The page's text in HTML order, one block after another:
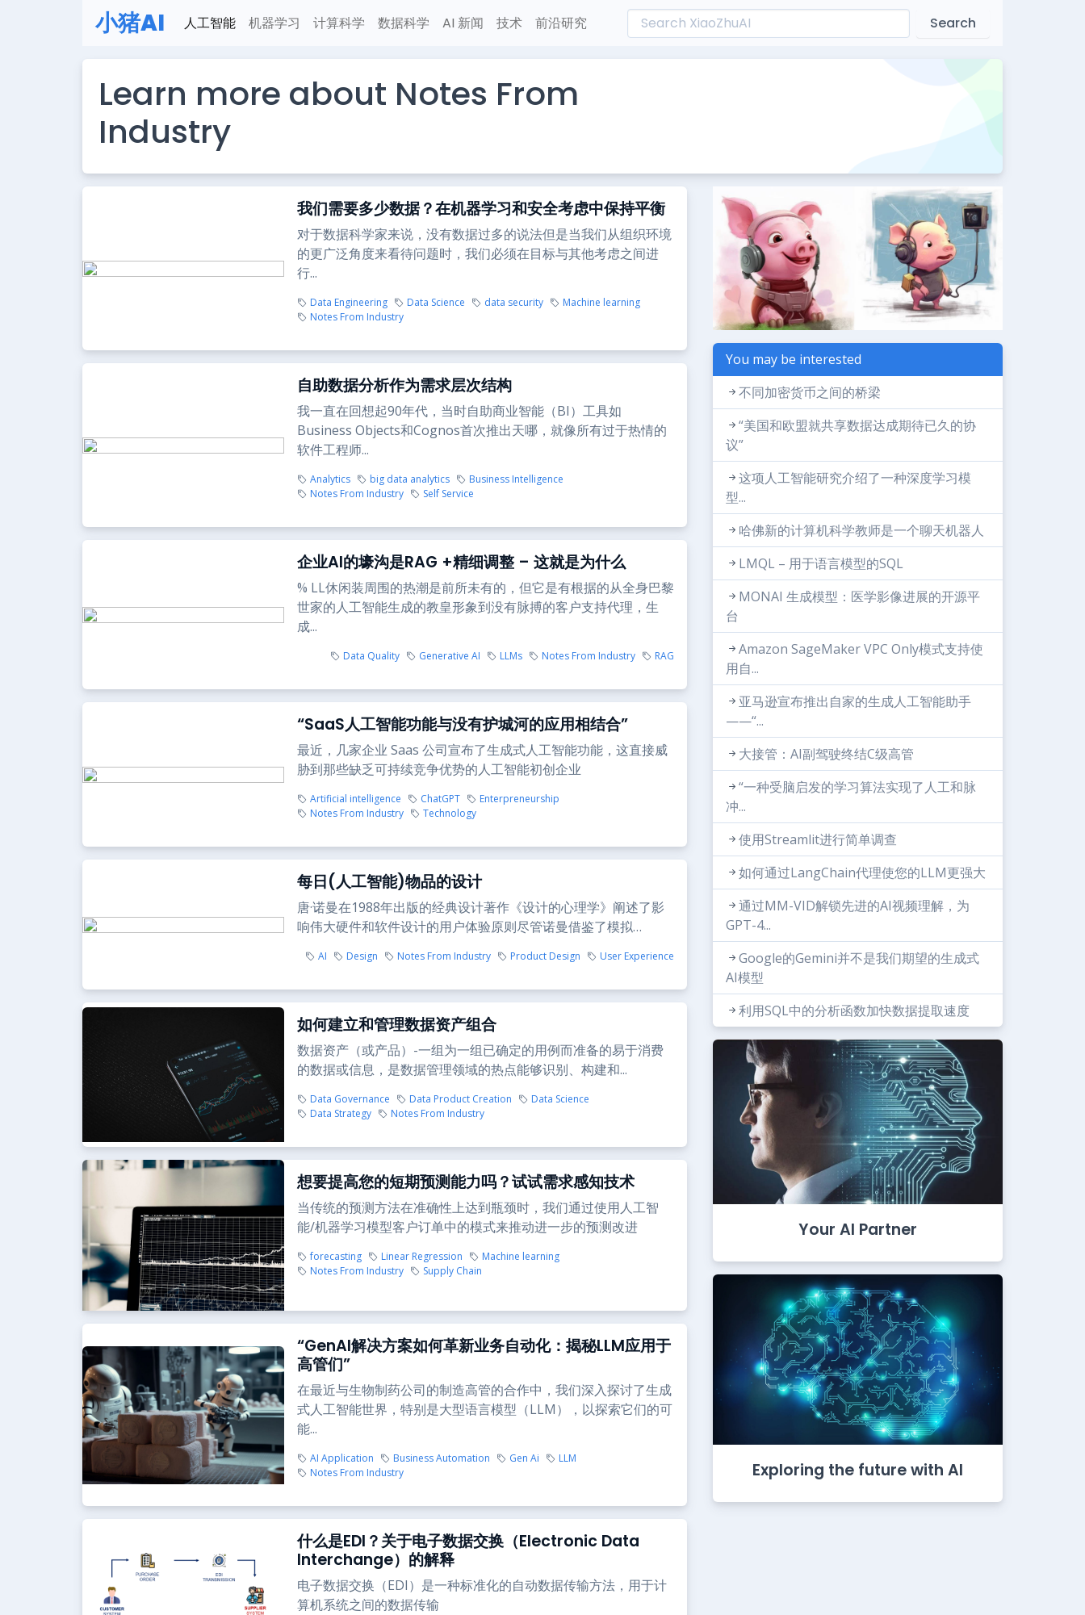
小猪AI 人工智能 机器学习 计算科学 数据科学 AI 新闻 技术 前沿研究 Search
Learn more about Notes From
Industry
我们需要多少数据？在机器学习和安全考虑中保持平衡
对于数据科学家来说，没有数据过多的说法但是当我们从组织环境
的更广泛角度来看待问题时，我们必须在目标与其他考虑之间进
行...
Data Engineering Data Science data security
Machine learning
Notes From Industry
自助数据分析作为需求层次结构
我一直在回想起90年代，当时自助商业智能（BI）工具如
Business Objects和Cognos首次推出天哪，就像所有过于热情的
软件工程师...
Analytics big data analytics
Business Intelligence
Notes From Industry
Self Service
企业AI的壕沟是RAG +精细调整 – 这就是为什么
% LL休闲装周围的热潮是前所未有的，但它是有根据的从全身巴黎
世家的人工智能生成的教皇形象到没有脉搏的客户支持代理，生
成...
Data Quality Generative AI LLMs Notes From Industry RAG
“SaaS人工智能功能与没有护城河的应用相结合”
最近，几家企业 Saas 公司宣布了生成式人工智能功能，这直接威
胁到那些缺乏可持续竞争优势的人工智能初创企业
Artificial intelligence ChatGPT
Enterpreneurship
Notes From Industry
Technology
每日(人工智能)物品的设计
唐·诺曼在1988年出版的经典设计著作《设计的心理学》阐述了影
响伟大硬件和软件设计的用户体验原则尽管诺曼借鉴了模拟…
AI Design Notes From Industry Product Design User Experience
如何建立和管理数据资产组合
数据资产（或产品）-一组为一组已确定的用例而准备的易于消费
的数据或信息，是数据管理领域的热点能够识别、构建和...
Data Governance Data Product Creation
Data Science
Data Strategy
Notes From Industry
想要提高您的短期预测能力吗？试试需求感知技术
当传统的预测方法在准确性上达到瓶颈时，我们通过使用人工智
能/机器学习模型客户订单中的模式来推动进一步的预测改进
forecasting Linear Regression
Machine learning
Notes From Industry
Supply Chain
“GenAI解决方案如何革新业务自动化：揭秘LLM应用于
高管们”
在最近与生物制药公司的制造高管的合作中，我们深入探讨了生成
式人工智能世界，特别是大型语言模型（LLM），以探索它们的可
能...
AI Application Business Automation Gen Ai
LLM
Notes From Industry
什么是EDI？关于电子数据交换（Electronic Data
Interchange）的解释
电子数据交换（EDI）是一种标准化的自动数据传输方法，用于计
算机系统之间的数据传输
You may be interested
不同加密货币之间的桥梁
“美国和欧盟就共享数据达成期待已久的协
议”
这项人工智能研究介绍了一种深度学习模
型...
哈佛新的计算机科学教师是一个聊天机器人
LMQL – 用于语言模型的SQL
MONAI 生成模型：医学影像进展的开源平
台
Amazon SageMaker VPC Only模式支持使
用自...
亚马逊宣布推出自家的生成人工智能助手
——“...
大接管：AI副驾驶终结C级高管
“一种受脑启发的学习算法实现了人工和脉
冲...
使用Streamlit进行简单调查
如何通过LangChain代理使您的LLM更强大
通过MM-VID解锁先进的AI视频理解，为
GPT-4...
Google的Gemini并不是我们期望的生成式
AI模型
利用SQL中的分析函数加快数据提取速度
Your AI Partner
Exploring the future with AI